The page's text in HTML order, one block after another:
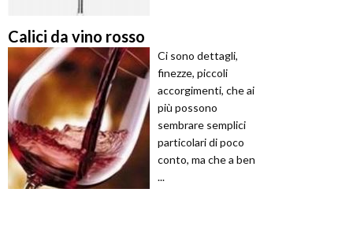
Calici da vino rosso
Ci sono dettagli,
finezze, piccoli
accorgimenti, che ai
più possono
sembrare semplici
particolari di poco
conto, ma che a ben
...